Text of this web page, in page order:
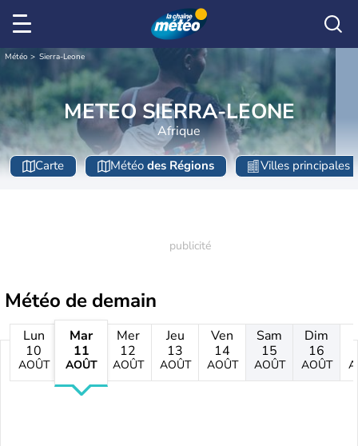
Météo Sierra-Leone
METEO SIERRA-LEONE
Afrique
Carte Météo des Régions Villes principales
Météo de demain
Lun
10
AOÛT
Mar
11
AOÛT
Mer
12
AOÛT
Jeu
13
AOÛT
Ven
14
AOÛT
Sam
15
AOÛT
Dim
16
AOÛT